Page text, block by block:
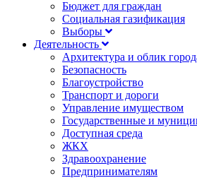
Бюджет для граждан
Социальная газификация
Выборы
Деятельность
Архитектура и облик
Безопасность
Благоустройство
Транспорт и дороги
Управление имуществом
Государственные и
Доступная среда
ЖКХ
Здравоохранение
Предпринимателям